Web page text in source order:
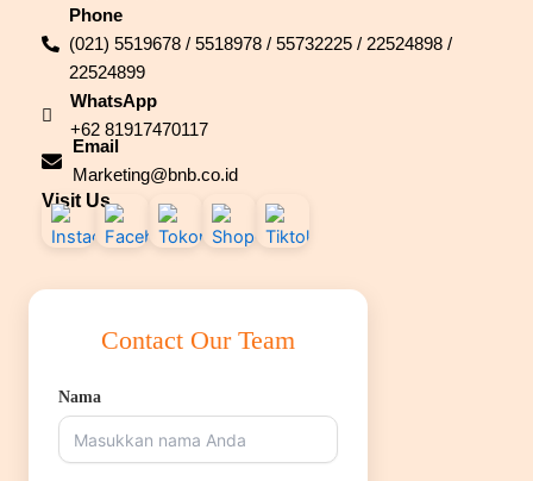
Phone
(021) 5519678 / 5518978 / 55732225 / 22524898 /
22524899
WhatsApp
+62 81917470117
Email
Marketing@bnb.co.id
Visit Us
Contact Our Team
Nama